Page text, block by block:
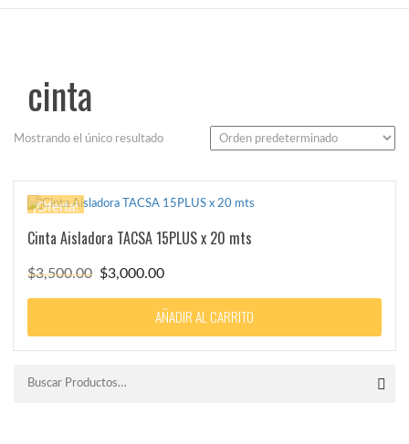
cinta
Mostrando el único resultado
¡Oferta!
Cinta Aisladora TACSA 15PLUS x 20 mts
$3,500.00
El$3,000.00El
actual
es:
AÑADIR AL CARRITO